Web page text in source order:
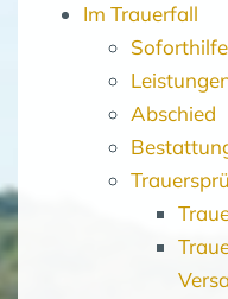
Im Trauerfall
Soforthilfe
Abschied